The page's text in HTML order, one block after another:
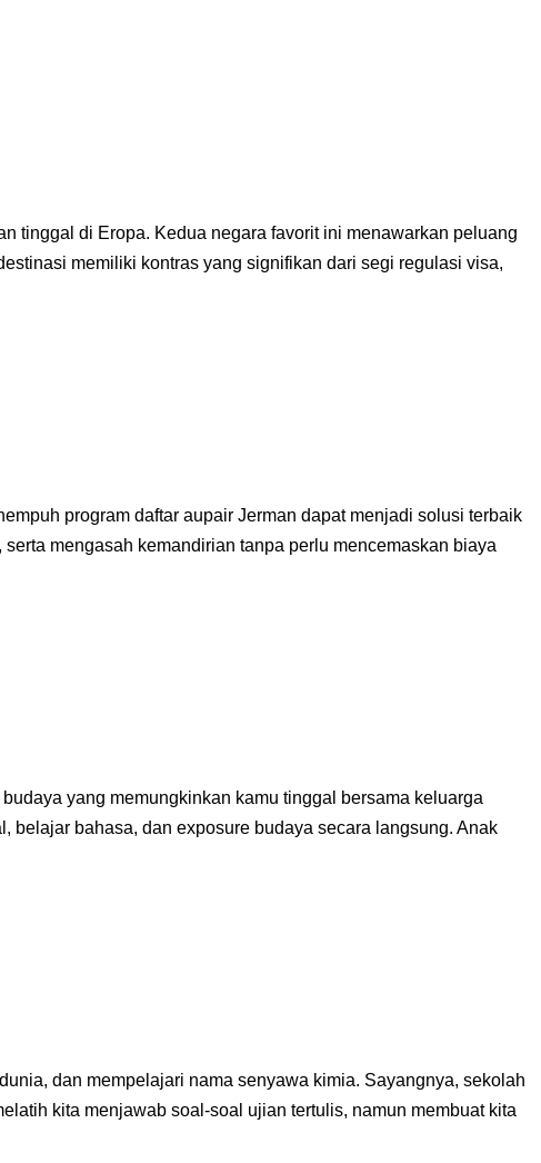
tinggal di Eropa. Kedua negara favorit ini menawarkan peluang
memiliki kontras yang signifikan dari segi regulasi visa,
program daftar aupair Jerman dapat menjadi solusi terbaik
mengasah kemandirian tanpa perlu mencemaskan biaya
yang memungkinkan kamu tinggal bersama keluarga
belajar bahasa, dan exposure budaya secara langsung. Anak
dan mempelajari nama senyawa kimia. Sayangnya, sekolah
kita menjawab soal-soal ujian tertulis, namun membuat kita